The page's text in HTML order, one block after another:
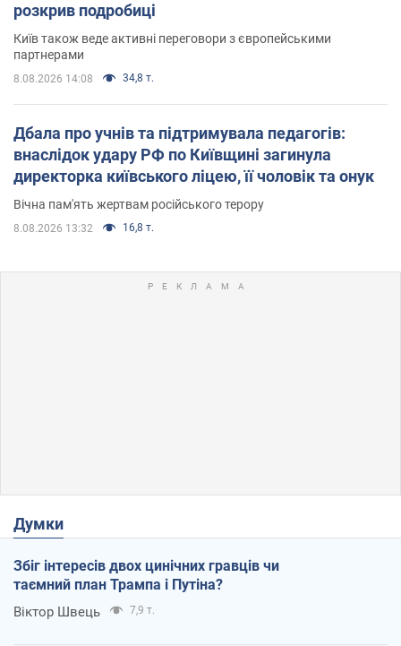
розкрив подробиці
Київ також веде активні переговори з європейськими
партнерами
8.08.2026 14:08 34,8 т.
Дбала про учнів та підтримувала педагогів:
внаслідок удару РФ по Київщині загинула
директорка київського ліцею, її чоловік та онук
Вічна пам'ять жертвам російського терору
8.08.2026 13:32 16,8 т.
Думки
Збіг інтересів двох цинічних гравців чи
таємний план Трампа і Путіна?
Віктор Швець 7,9 т.